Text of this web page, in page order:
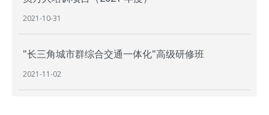
2021-10-31
"长三角城市群综合交通一体化"高级研修班
2021-11-02